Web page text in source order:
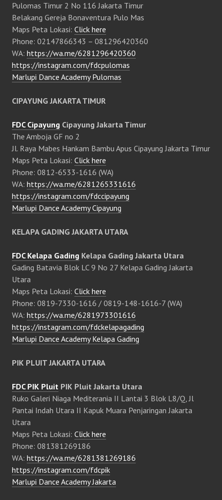
Pulomas Timur 2 No 116 Jakarta Timur
Belakang Gereja Bonaventura Pulo Mas
Maps Peta Lokasi: Click here
Phone: 02147866343 – 081296420360
WA: https://wa.me/6281296420360
https://instagram.com/fdcpulomas
Marlupi Dance Academy Pulomas
CIPAYUNG JAKARTA TIMUR
FDC Cipayung Cipayung Jakarta Timur
The Amboja GF no 2
Jl. Raya Mabes Hankam Bambu Apus Cipayung Jakarta Timur
Maps Peta Lokasi: Click here
Phone: 0812-6533-1616 (WA)
WA: https://wa.me/6281265331616
https://instagram.com/fdccipayung
Marlupi Dance Academy Cipayung
KELAPA GADING JAKARTA UTARA
FDC Kelapa Gading Kelapa Gading Jakarta Utara
Gading Batavia Blok LC 9 No 27 Kelapa Gading Jakarta
Utara
Maps Peta Lokasi: Click here
Phone: 0819-7330-1616 / 0819-148-1616-7 (WA)
WA: https://wa.me/6281973301616
https://instagram.com/fdckelapagading
Marlupi Dance Academy Kelapa Gading
PIK PLUIT JAKARTA UTARA
FDC PIK Pluit PIK Pluit Jakarta Utara
Ruko Galeri Niaga Mediterania II Lantai 3 Blok L8/Q, Jl
Pantai Indah Utara II Kapuk Muara Penjaringan Jakarta
Utara
Maps Peta Lokasi: Click here
Phone: 081381269186
WA: https://wa.me/6281381269186
https://instagram.com/fdcpik
Marlupi Dance Academy Jakarta